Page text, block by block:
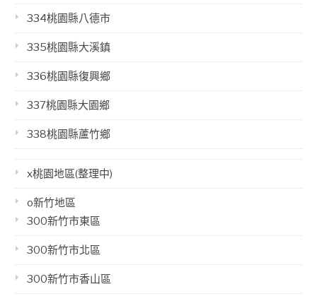
334桃園縣八德市
335桃園縣大溪鎮
336桃園縣復興鄉
337桃園縣大園鄉
338桃園縣蘆竹鄉
x桃園地區(整理中)
o新竹地區
300新竹市東區
300新竹市北區
300新竹市香山區